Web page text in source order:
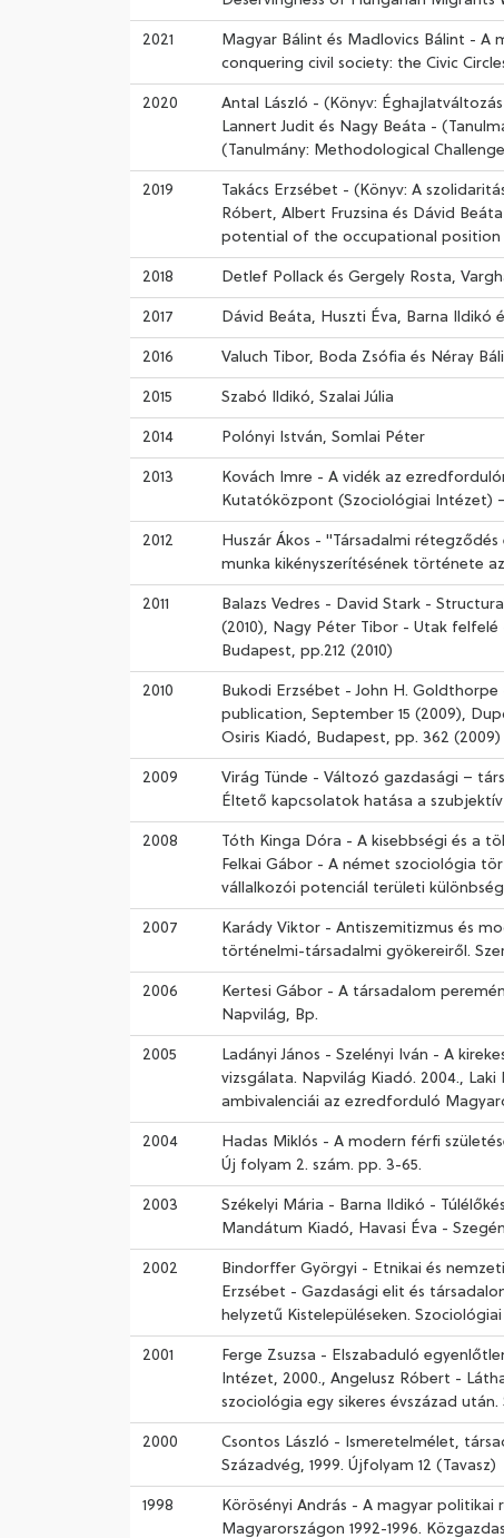
2021
Magyar Bálint és Madlovics Bálint -
conquering civil society: the Civic
2020
Antal László - (Könyv:
Lannert Judit és Nagy Beáta -
(Tanulmány: Methodological
2019
Takács Erzsébet - (Könyv: A
Róbert, Albert Fruzsina és Dávid
potential of the occupational position
2018 Detlef Pollack és Gergely Rosta,
2017 Dávid Beáta, Huszti Éva, Barna Ildikó
2016 Valuch Tibor, Boda Zsófia és Néray
2015 Szabó Ildikó, Szalai Júlia
2014 Polónyi István, Somlai Péter
2013
Kovách Imre - A vidék az
Kutatóközpont (Szociológiai Intézet)
2012
Huszár Ákos - "Társadalmi rétegződés
munka kikényszerítésének története
2011
Balazs Vedres - David Stark -
(2010), Nagy Péter Tibor - Utak
Budapest, pp.212 (2010)
2010
Bukodi Erzsébet - John H.
publication, September 15 (2009),
Osiris Kiadó, Budapest, pp. 362 (2009)
2009
Virág Tünde - Változó gazdasági –
Éltető kapcsolatok hatása a
2008
Tóth Kinga Dóra - A kisebbségi és a
Felkai Gábor - A német szociológia
vállalkozói potenciál területi
2007
Karády Viktor - Antiszemitizmus és
történelmi-társadalmi gyökereiről.
2006
Kertesi Gábor - A társadalom
Napvilág, Bp.
2005
Ladányi János - Szelényi Iván - A
vizsgálata. Napvilág Kiadó. 2004.,
ambivalenciái az ezredforduló
2004
Hadas Miklós - A modern férfi
Új folyam 2. szám. pp. 3-65.
2003
Székelyi Mária - Barna Ildikó -
Mandátum Kiadó, Havasi Éva -
2002
Bindorffer Györgyi - Etnikai és
Erzsébet - Gazdasági elit és
helyzetű Kistelepüléseken.
2001
Ferge Zsuzsa - Elszabaduló
Intézet, 2000., Angelusz Róbert -
szociológia egy sikeres évszázad
2000
Csontos László - Ismeretelmélet,
Századvég, 1999. Újfolyam 12 (Tavasz)
1998
Körösényi András - A magyar politikai
Magyarországon 1992-1996.